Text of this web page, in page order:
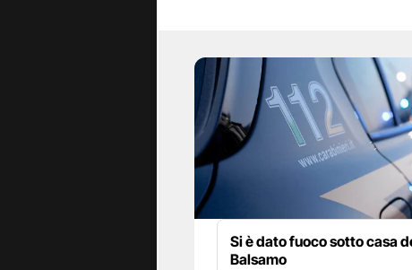
Si è dato fuoco sotto casa
Balsamo